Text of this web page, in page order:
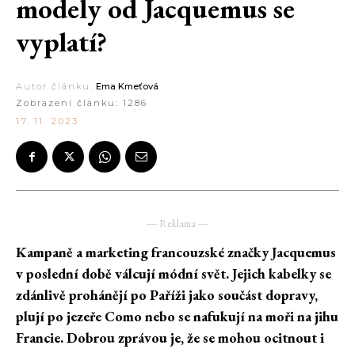
modely od Jacquemus se
vyplatí?
Autor článku: Ema Kmeťová
Zobrazení článku: 1286
17. 11. 2023
― Reklama ―
Kampaně a marketing francouzské značky Jacquemus
v poslední době válcují módní svět. Jejich kabelky se
zdánlivě prohánějí po Paříži jako součást dopravy,
plují po jezeře Como nebo se nafukují na moři na jihu
Francie. Dobrou zprávou je, že se mohou ocitnout i